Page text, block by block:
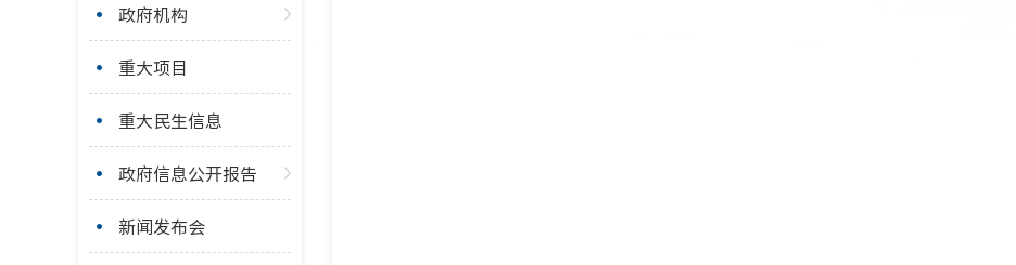
政府机构
重大项目
重大民生信息
政府信息公开报告
新闻发布会